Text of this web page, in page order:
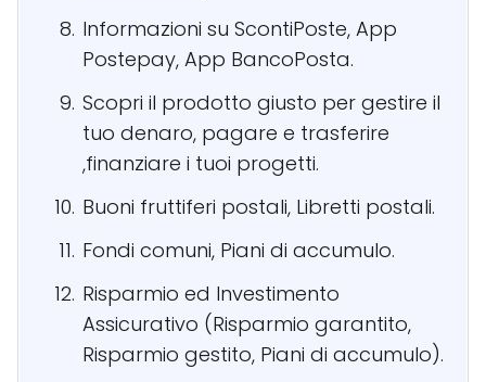
Informazioni su ScontiPoste, App
Postepay, App BancoPosta.
Scopri il prodotto giusto per gestire il
tuo denaro, pagare e trasferire
,finanziare i tuoi progetti.
Buoni fruttiferi postali, Libretti postali.
Fondi comuni, Piani di accumulo.
Risparmio ed Investimento
Assicurativo (Risparmio garantito,
Risparmio gestito, Piani di accumulo).